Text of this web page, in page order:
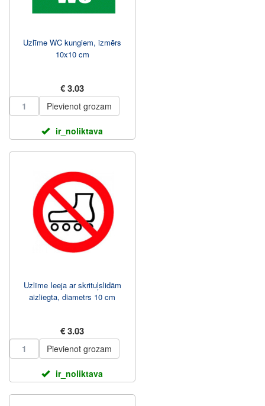
Uzlīme WC kungiem, izmērs
10x10 cm
€ 3.03
Pievienot grozam
ir_noliktava
Uzlīme Ieeja ar skrituļslidām
aizliegta, diametrs 10 cm
€ 3.03
Pievienot grozam
ir_noliktava